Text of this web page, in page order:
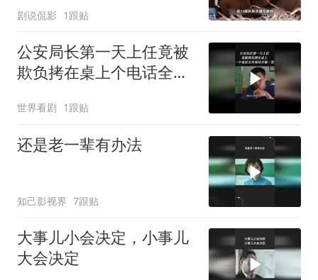
剧说侃影 1跟贴
公安局长第一天上任竟被
欺负拷在桌上个电话全市
世界看剧 1跟贴
还是老一辈有办法
知己影视界 7跟贴
大事儿小会决定，小事儿
大会决定